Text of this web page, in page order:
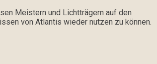
Meistern und Lichtträgern auf den
von Atlantis wieder nutzen zu können.